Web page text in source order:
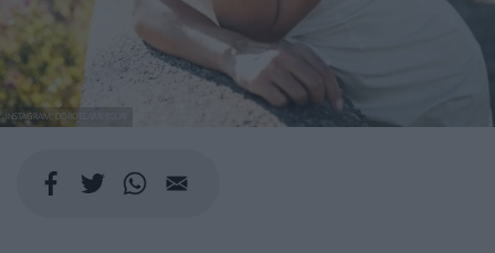
INSTAGRAM: DOROTEAMERCURI